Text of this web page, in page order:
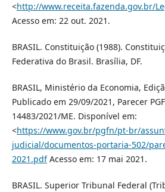
<http://www.receita.fazenda.gov.br/
Acesso em: 22 out. 2021.
BRASIL. Constituição (1988).
Federativa do Brasil. Brasília, DF.
BRASIL, Ministério da Economia,
Publicado em 29/09/2021, Parecer
14483/2021/ME. Disponível em:
<https://www.gov.br/pgfn/pt-br/
judicial/documentos-portaria-502/
2021.pdfAcesso em: 17 mai 2021.
BRASIL. Superior Tribunal Federal